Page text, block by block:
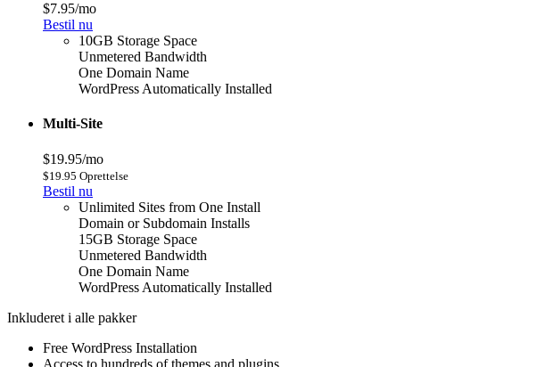
$7.95/mo
Bestil nu
10GB Storage Space
Unmetered Bandwidth
One Domain Name
WordPress Automatically Installed
Multi-Site
$19.95/mo
$19.95 Oprettelse
Bestil nu
Unlimited Sites from One Install
Domain or Subdomain Installs
15GB Storage Space
Unmetered Bandwidth
One Domain Name
WordPress Automatically Installed
Inkluderet i alle pakker
Free WordPress Installation
Access to hundreds of themes and plugins